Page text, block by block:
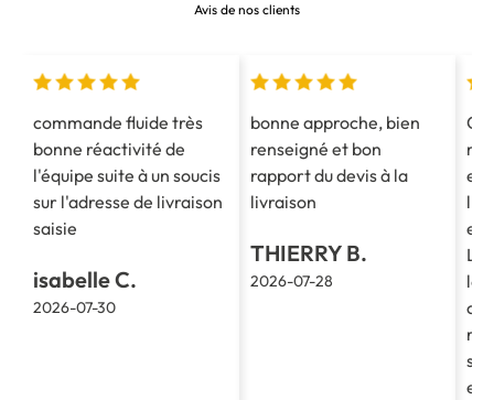
Avis de nos clients
commande fluide très
bonne réactivité de
l'équipe suite à un soucis
sur l'adresse de livraison
saisie
isabelle C.
2026-07-30
bonne approche, bien
renseigné et bon
rapport du devis à la
livraison
THIERRY B.
2026-07-28
est
et
La
le
et